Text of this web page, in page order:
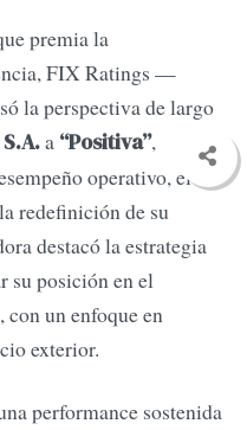
premia la
FIX Ratings —
la perspectiva de largo
a “Positiva”,
operativo, el
redefinición de su
destacó la estrategia
su posición en el
con un enfoque en
exterior.
performance sostenida